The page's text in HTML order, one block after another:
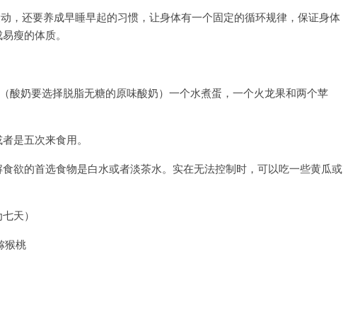
，还要养成早睡早起的习惯，让身体有一个固定的循环规律，保证身体
瘦的体质。
酸奶要选择脱脂无糖的原味酸奶）一个水煮蛋，一个火龙果和两个苹
是五次来食用。
欲的首选食物是白水或者淡茶水。实在无法控制时，可以吃一些黄瓜或
天）
猴桃